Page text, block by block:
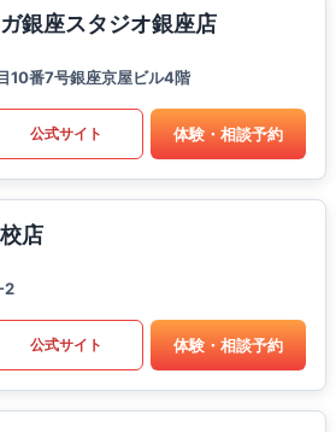
銀座スタジオ銀座店
10番7号銀座京屋ビル4階
公式サイト 体験・相談予約
店
2
公式サイト 体験・相談予約